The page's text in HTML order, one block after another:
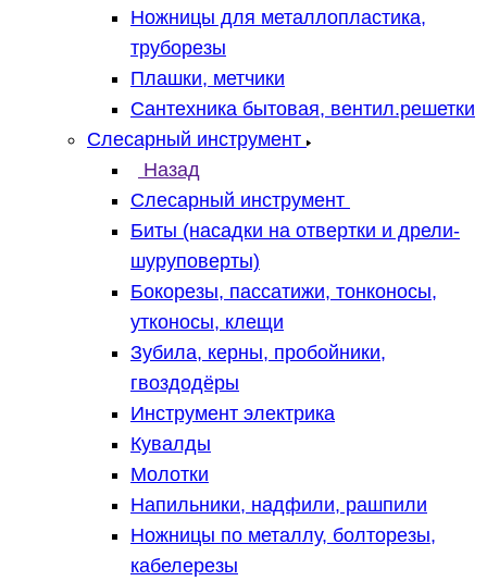
Ножницы для металлопластика,
труборезы
Плашки, метчики
Сантехника бытовая, вентил.решетки
Слесарный инструмент
Назад
Слесарный инструмент
Биты (насадки на отвертки и дрели-
шуруповерты)
Бокорезы, пассатижи, тонконосы,
утконосы, клещи
Зубила, керны, пробойники,
гвоздодёры
Инструмент электрика
Кувалды
Молотки
Напильники, надфили, рашпили
Ножницы по металлу, болторезы,
кабелерезы